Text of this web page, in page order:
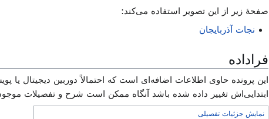
صفحهٔ زیر از این تصویر استفاده می‌کند:
نجات آذربایجان
فراداده
این پرونده حاوی اطلاعات اضافه‌ای است که احتمالاً دوربین دیجیتال یا
ابتدایی‌اش تغییر داده شده باشد آنگاه ممکن است شرح و تفصیلات موجود
نمایش جزئیات تفصیلی